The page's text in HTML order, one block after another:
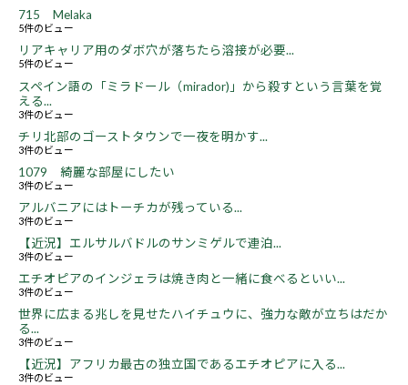
715 Melaka
5件のビュー
リアキャリア用のダボ穴が落ちたら溶接が必要...
5件のビュー
スペイン語の「ミラドール（mirador)」から殺すという言葉を覚
える...
3件のビュー
チリ北部のゴーストタウンで一夜を明かす...
3件のビュー
1079 綺麗な部屋にしたい
3件のビュー
アルバニアにはトーチカが残っている...
3件のビュー
【近況】エルサルバドルのサンミゲルで連泊...
3件のビュー
エチオピアのインジェラは焼き肉と一緒に食べるといい...
3件のビュー
世界に広まる兆しを見せたハイチュウに、強力な敵が立ちはだか
る...
3件のビュー
【近況】アフリカ最古の独立国であるエチオピアに入る...
3件のビュー